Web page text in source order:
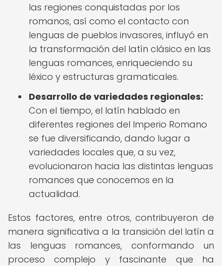
las regiones conquistadas por los
romanos, así como el contacto con
lenguas de pueblos invasores, influyó en
la transformación del latín clásico en las
lenguas romances, enriqueciendo su
léxico y estructuras gramaticales.
Desarrollo de variedades regionales:
Con el tiempo, el latín hablado en
diferentes regiones del Imperio Romano
se fue diversificando, dando lugar a
variedades locales que, a su vez,
evolucionaron hacia las distintas lenguas
romances que conocemos en la
actualidad.
Estos factores, entre otros, contribuyeron de
manera significativa a la transición del latín a
las lenguas romances, conformando un
proceso complejo y fascinante que ha